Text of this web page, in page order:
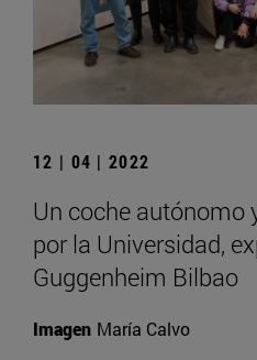
12 | 04 | 2022
Un coche autónomo
por la Universidad,
Guggenheim Bilbao
Imagen María Calvo